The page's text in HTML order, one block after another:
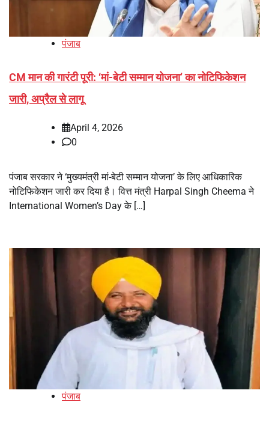
पंजाब
CM मान की गारंटी पूरी: ‘मां-बेटी सम्मान योजना’ का नोटिफिकेशन
जारी, अप्रैल से लागू
April 4, 2026
0
पंजाब सरकार ने ‘मुख्यमंत्री मां-बेटी सम्मान योजना’ के लिए आधिकारिक
नोटिफिकेशन जारी कर दिया है। वित्त मंत्री Harpal Singh Cheema ने
International Women’s Day के […]
पंजाब